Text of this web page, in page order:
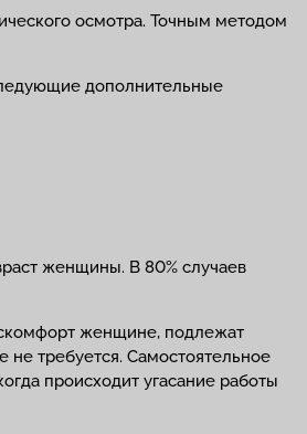
осмотра. Точным методом
дополнительные
женщины. В 80% случаев
женщине, подлежат
требуется. Самостоятельное
происходит угасание работы